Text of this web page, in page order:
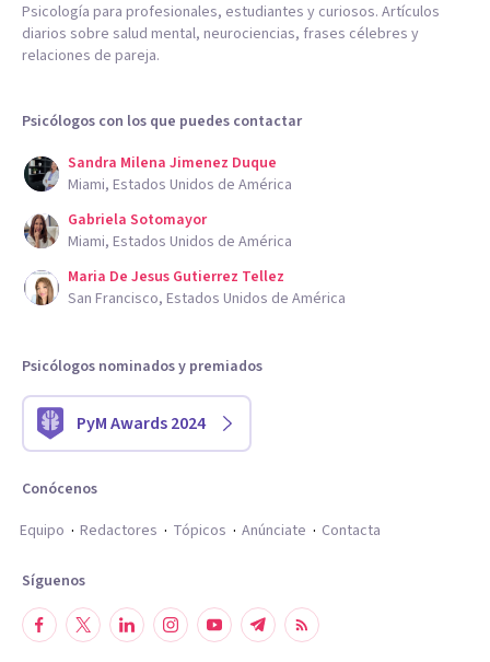
Psicología para profesionales, estudiantes y curiosos. Artículos
diarios sobre salud mental, neurociencias, frases célebres y
relaciones de pareja.
Psicólogos con los que puedes contactar
Sandra Milena Jimenez Duque
Miami, Estados Unidos de América
Gabriela Sotomayor
Miami, Estados Unidos de América
Maria De Jesus Gutierrez Tellez
San Francisco, Estados Unidos de América
Psicólogos nominados y premiados
PyM Awards 2024
Conócenos
Equipo
Redactores Tópicos Anúnciate Contacta
Síguenos